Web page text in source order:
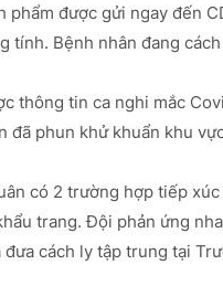
phẩm được gửi ngay đến
tính. Bệnh nhân đang
thông tin ca nghi mắc
đã phun khử khuẩn khu
có 2 trường hợp tiếp
trang. Đội phản ứng
cách ly tập trung tại